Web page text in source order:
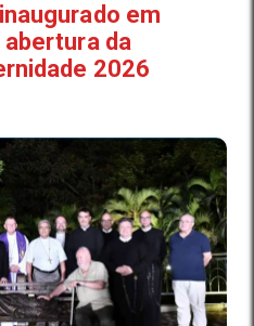
em
da
2026